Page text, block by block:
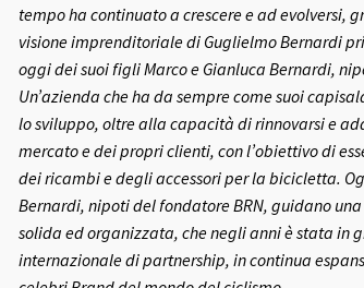
tempo ha continuato a crescere e ad evolversi,
visione imprenditoriale di Guglielmo Bernardi
oggi dei suoi figli Marco e Gianluca Bernardi,
Un’azienda che ha da sempre come suoi
lo sviluppo, oltre alla capacità di rinnovarsi e
mercato e dei propri clienti, con l’obiettivo di
dei ricambi e degli accessori per la bicicletta.
Bernardi, nipoti del fondatore BRN, guidano
solida ed organizzata, che negli anni è stata in
internazionale di partnership, in continua